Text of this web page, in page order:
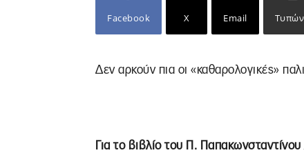
Facebook X Email
Δεν αρκούν πια οι «καθαρολογικές»
Για το βιβλίο του Π. Παπακωνσταντίνου